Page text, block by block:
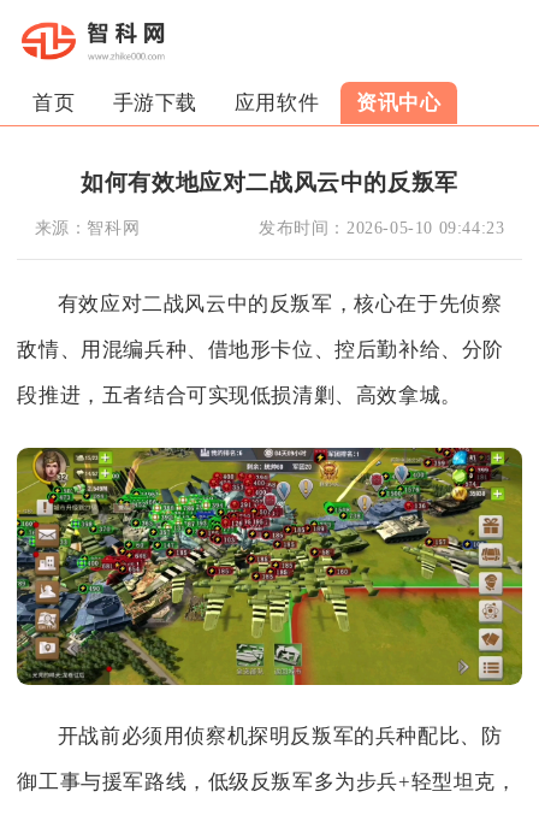
首页 手游下载 应用软件 资讯中心
如何有效地应对二战风云中的反叛军
来源： 智科网 发布时间： 2026-05-10 09:44:23
有效应对二战风云中的反叛军，核心在于先侦察
敌情、用混编兵种、借地形卡位、控后勤补给、分阶
段推进，五者结合可实现低损清剿、高效拿城。
开战前必须用侦察机探明反叛军的兵种配比、防
御工事与援军路线，低级反叛军多为步兵+轻型坦克，